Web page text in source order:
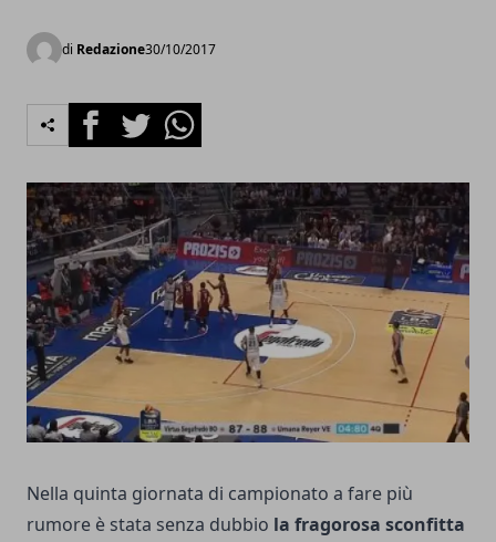
di Redazione30/10/2017
FacebookTwitterWhatsapp
Nella quinta giornata di campionato a fare più
rumore è stata senza dubbio la fragorosa sconfitta